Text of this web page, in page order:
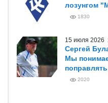
лозунгом
1830
15 июля 2026
Сергей
Мы
поправлять
2020